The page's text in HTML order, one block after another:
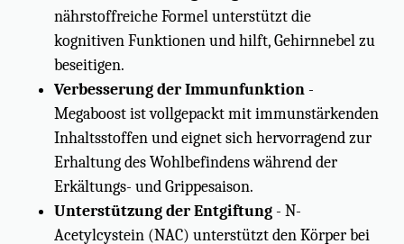
nährstoffreiche Formel unterstützt die
kognitiven Funktionen und hilft, Gehirnnebel zu
beseitigen.
Verbesserung der Immunfunktion -
Megaboost ist vollgepackt mit immunstärkenden
Inhaltsstoffen und eignet sich hervorragend zur
Erhaltung des Wohlbefindens während der
Erkältungs- und Grippesaison.
Unterstützung der Entgiftung - N-
Acetylcystein (NAC) unterstützt den Körper bei